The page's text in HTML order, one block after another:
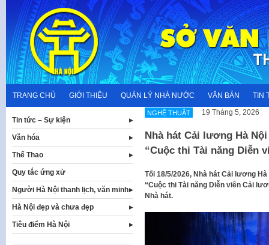
content
TRANG CHỦ GIỚI THIỆU QUẢN LÝ NHÀ NƯỚC VĂN BẢN TIN
NGHỆ THUẬT 19 Tháng 5, 2026
Nhà hát Cải lương Hà
“Cuộc thi Tài năng Diễn
Tối 18/5/2026, Nhà hát Cải lương
“Cuộc thi Tài năng Diễn viên Cải
Nhà hát.
Tin tức – Sự kiện
Văn hóa
Thể Thao
Quy tắc ứng xử
Người Hà Nội thanh lịch, văn minh
Hà Nội đẹp và chưa đẹp
Tiêu điểm Hà Nội